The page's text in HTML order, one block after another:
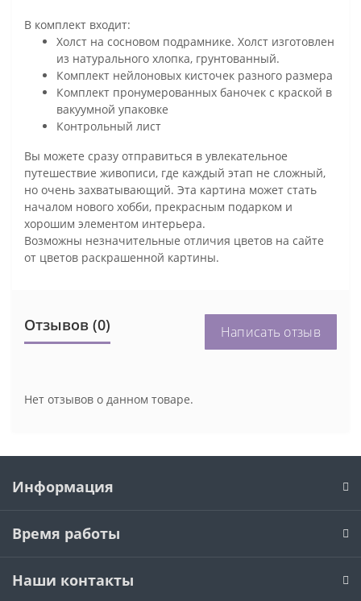
В комплект входит:
Холст на сосновом подрамнике. Холст изготовлен
из натурального хлопка, грунтованный.
Комплект нейлоновых кисточек разного размера
Комплект пронумерованных баночек с краской в
вакуумной упаковке
Контрольный лист
Вы можете сразу отправиться в увлекательное
путешествие живописи, где каждый этап не сложный,
но очень захватывающий. Эта картина может стать
началом нового хобби, прекрасным подарком и
хорошим элементом интерьера.
Возможны незначительные отличия цветов на сайте
от цветов раскрашенной картины.
Отзывов (0) Написать отзыв
Нет отзывов о данном товаре.
Информация
Время работы
Наши контакты